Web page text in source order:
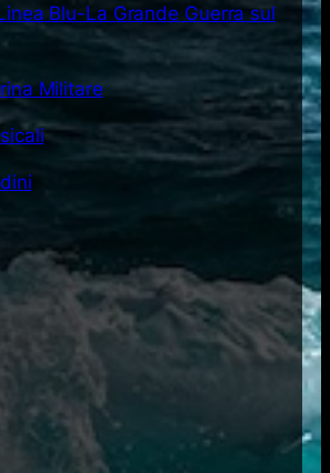
Blu-La Grande Guerra sul
Militare